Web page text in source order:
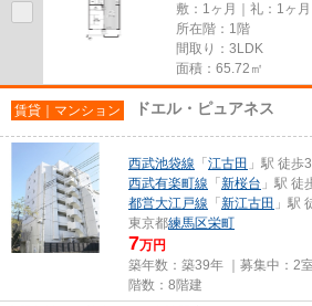
敷：1ヶ月｜礼：1ヶ月
所在階：1階
間取り：3LDK
面積：65.72㎡
賃貸｜マンション ドエル・ピュアネス
西武池袋線 「 江古田 」駅 徒歩
西武有楽町線 「 新桜台 」駅 徒
都営大江戸線 「 新江古田 」駅
東京都練馬区栄町
7万円
築年数：築39年 ｜募集中： 2室
階数：8階建